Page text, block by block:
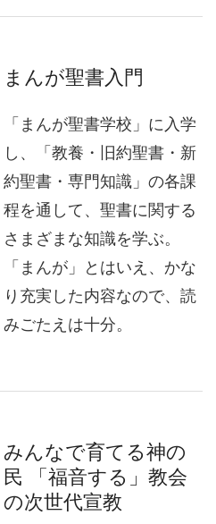
まんが聖書入門
「まんが聖書学校」に入学
し、「教養・旧約聖書・新
約聖書・専門知識」の各課
程を通して、聖書に関する
さまざまな知識を学ぶ。
「まんが」とはいえ、かな
り充実した内容なので、読
みごたえは十分。
みんなで育てる神の
民 「福音する」教会
の次世代宣教